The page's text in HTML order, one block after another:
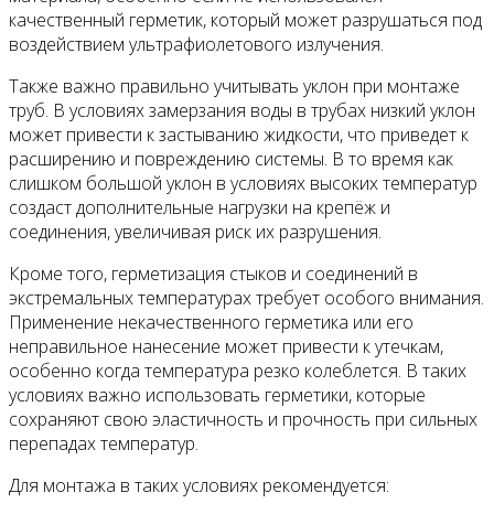
качественный герметик, который может разрушаться под
воздействием ультрафиолетового излучения.
Также важно правильно учитывать уклон при монтаже
труб. В условиях замерзания воды в трубах низкий уклон
может привести к застыванию жидкости, что приведет к
расширению и повреждению системы. В то время как
слишком большой уклон в условиях высоких температур
создаст дополнительные нагрузки на крепёж и
соединения, увеличивая риск их разрушения.
Кроме того, герметизация стыков и соединений в
экстремальных температурах требует особого внимания.
Применение некачественного герметика или его
неправильное нанесение может привести к утечкам,
особенно когда температура резко колеблется. В таких
условиях важно использовать герметики, которые
сохраняют свою эластичность и прочность при сильных
перепадах температур.
Для монтажа в таких условиях рекомендуется: